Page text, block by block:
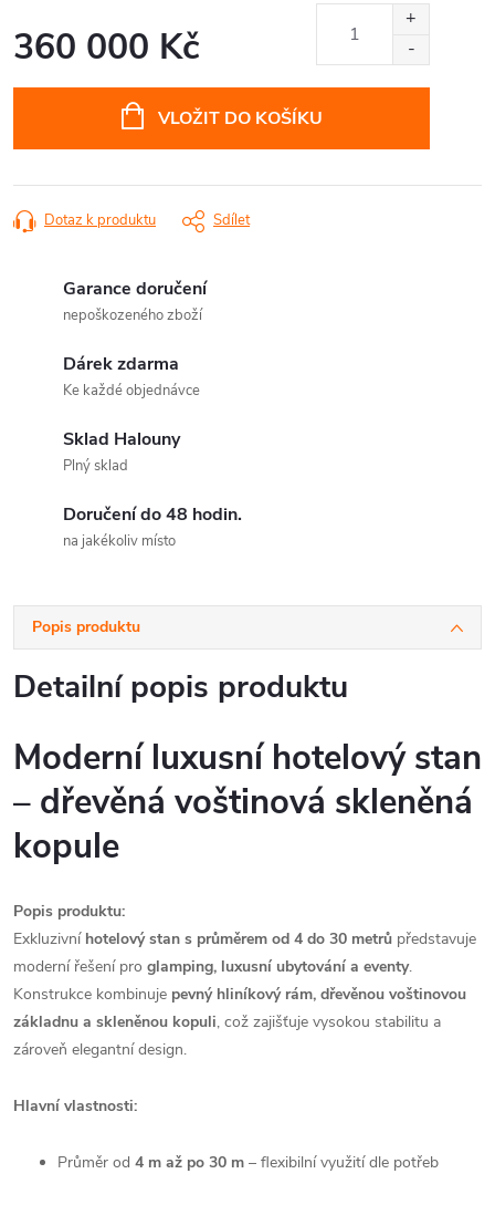
360 000 Kč
VLOŽIT DO KOŠÍKU
Dotaz k produktu Sdílet
Garance doručení
nepoškozeného zboží
Dárek zdarma
Ke každé objednávce
Sklad Halouny
Plný sklad
Doručení do 48 hodin.
na jakékoliv místo
Popis produktu
Detailní popis produktu
Moderní luxusní hotelový stan
– dřevěná voštinová skleněná
kopule
Popis produktu:
Exkluzivní hotelový stan s průměrem od 4 do 30 metrů představuje
moderní řešení pro glamping, luxusní ubytování a eventy.
Konstrukce kombinuje pevný hliníkový rám, dřevěnou voštinovou
základnu a skleněnou kopuli, což zajišťuje vysokou stabilitu a
zároveň elegantní design.
Hlavní vlastnosti:
Průměr od 4 m až po 30 m – flexibilní využití dle potřeb